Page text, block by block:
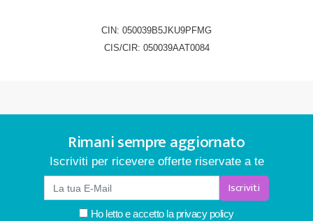
CIN: 050039B5JKU9PFMG
CIS/CIR: 050039AAT0084
Rimani sempre aggiornato
Iscriviti per ricevere offerte riservate a te
Iscriviti
Ho letto e accetto la privacy policy